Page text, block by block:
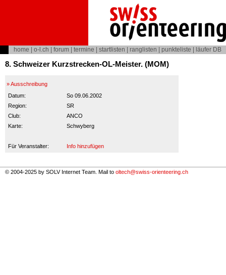
home o-l.ch forum termine startlisten ranglisten punkteliste läufer DB
8. Schweizer Kurzstrecken-OL-Meister. (MOM)
» Ausschreibung
Datum:
So 09.06.2002
Region:
SR
Club:
ANCO
Karte:
Schwyberg
Für Veranstalter: Info hinzufügen
© 2004-2025 by SOLV Internet Team. Mail to oltech@swiss-orienteering.ch